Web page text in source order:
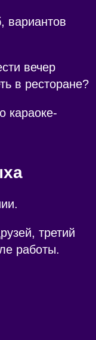
вариантов
вечер
в ресторане?
караоке-
третий
работы.